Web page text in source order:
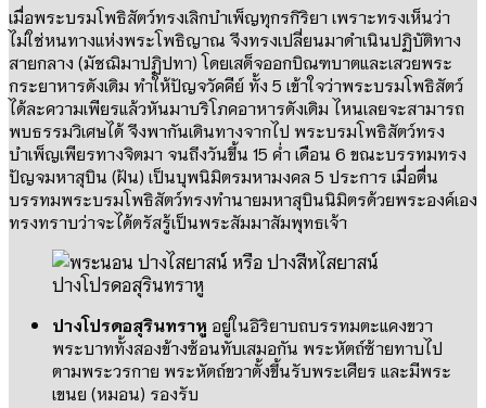
เมื่อพระบรมโพธิสัตว์ทรงเลิกบำเพ็ญทุกรกิริยา เพราะทรงเห็นว่า
ไม่ใช่หนทางแห่งพระโพธิญาณ จึงทรงเปลี่ยนมาดำเนินปฏิบัติทาง
สายกลาง (มัชฌิมาปฏิปทา)โดยเสด็จออกบิณฑบาตและเสวยพระ
กระยาหารดังเดิม ทำให้ปัญจวัคคีย์ ทั้ง 5 เข้าใจว่าพระบรมโพธิสัตว์
ได้ละความเพียรแล้วหันมาบริโภคอาหารดังเดิม ไหนเลยจะสามารถ
พบธรรมวิเศษได้ จึงพากันเดินทางจากไป พระบรมโพธิสัตว์ทรง
บำเพ็ญเพียรทางจิตมา จนถึงวันขึ้น 15 ค่ำ เดือน 6 ขณะบรรทมทรง
ปัญจมหาสุบิน (ฝัน) เป็นบุพนิมิตรมหามงคล 5 ประการ เมื่อตื่น
บรรทมพระบรมโพธิสัตว์ทรงทำนายมหาสุบินนิมิตรด้วยพระองค์เอง
ทรงทราบว่าจะได้ตรัสรู้เป็นพระสัมมาสัมพุทธเจ้า
ปางโปรดอสุรินทราหู
ปางโปรดอสุรินทราหู อยู่ในอิริยาบถบรรทมตะแคงขวา
พระบาททั้งสองข้างซ้อนทับเสมอกัน พระหัตถ์ซ้ายทาบไป
ตามพระวรกาย พระหัตถ์ขวาตั้งขึ้นรับพระเศียร และมีพระ
เขนย (หมอน) รองรับ